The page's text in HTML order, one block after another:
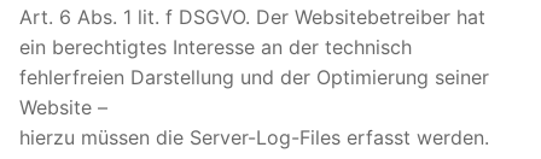
Art. 6 Abs. 1 lit. f DSGVO. Der Websitebetreiber hat
ein berechtigtes Interesse an der technisch
fehlerfreien Darstellung und der Optimierung seiner
Website –
hierzu müssen die Server-Log-Files erfasst werden.